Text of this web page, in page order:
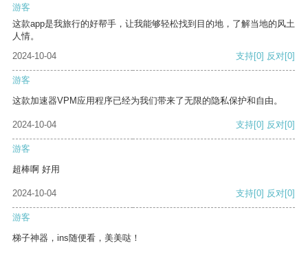
游客
这款app是我旅行的好帮手，让我能够轻松找到目的地，了解当地的风土
人情。
2024-10-04
支持[0] 反对[0]
游客
这款加速器VPM应用程序已经为我们带来了无限的隐私保护和自由。
2024-10-04 支持[0] 反对[0]
游客
超棒啊 好用
2024-10-04 支持[0] 反对[0]
游客
梯子神器，ins随便看，美美哒！